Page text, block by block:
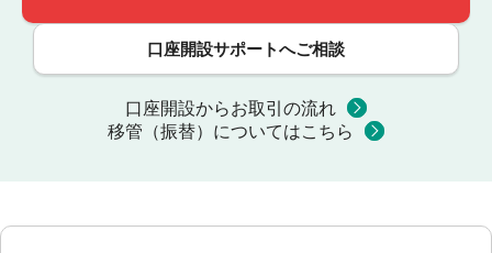
口座開設サポートへご相談
口座開設からお取引の流れ
移管（振替）についてはこちら